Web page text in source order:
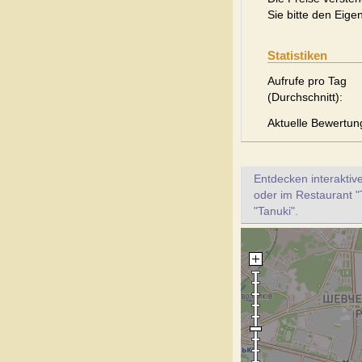
Sie bitte den
Statistiken
Aufrufe pro Tag
(Durchschnitt):
Aktuelle
Entdecken
oder im Restaurant
"Tanuki".